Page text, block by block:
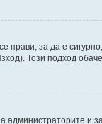
прави, за да е
Този подход
администраторите и